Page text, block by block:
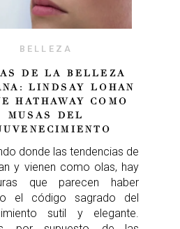
BELLEZA
DE LA BELLEZA
LINDSAY LOHAN
HATHAWAY COMO
MUSAS DEL
donde las tendencias de
y vienen como olas, hay
que parecen haber
el código sagrado del
sutil y elegante.